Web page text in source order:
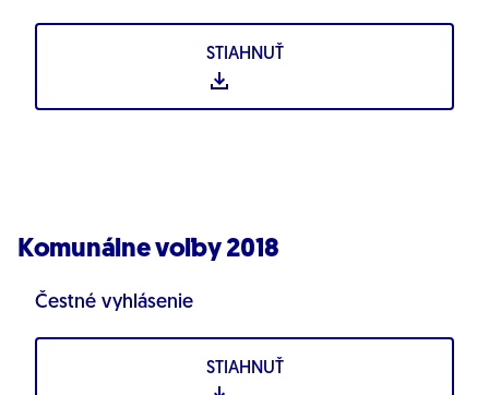
STIAHNUŤ
Komunálne voľby 2018
Čestné vyhlásenie
STIAHNUŤ